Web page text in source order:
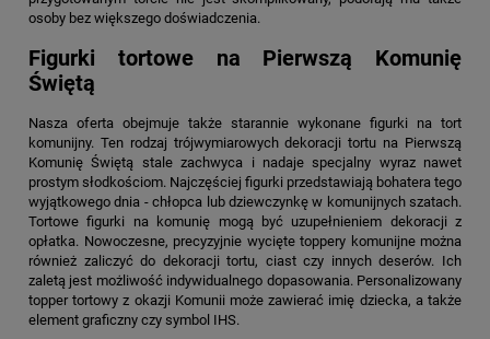
osoby bez większego doświadczenia.
Figurki tortowe na Pierwszą Komunię
Świętą
Nasza oferta obejmuje także starannie wykonane figurki na tort
komunijny. Ten rodzaj trójwymiarowych dekoracji tortu na Pierwszą
Komunię Świętą stale zachwyca i nadaje specjalny wyraz nawet
prostym słodkościom. Najczęściej figurki przedstawiają bohatera tego
wyjątkowego dnia - chłopca lub dziewczynkę w komunijnych szatach.
Tortowe figurki na komunię mogą być uzupełnieniem dekoracji z
opłatka. Nowoczesne, precyzyjnie wycięte toppery komunijne można
również zaliczyć do dekoracji tortu, ciast czy innych deserów. Ich
zaletą jest możliwość indywidualnego dopasowania. Personalizowany
topper tortowy z okazji Komunii może zawierać imię dziecka, a także
element graficzny czy symbol IHS.